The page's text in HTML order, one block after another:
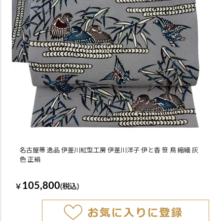
名古屋帯 逸品 伊差川紅型工房 伊差川洋子 伊と香 笹 鳥 縮緬 灰
色 正絹
￥ 105,800(税込)